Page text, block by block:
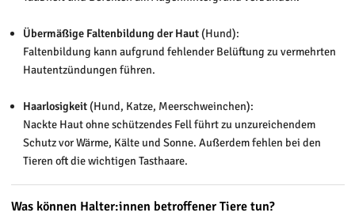
Übermäßige Faltenbildung der Haut (Hund):
Faltenbildung kann aufgrund fehlender Belüftung zu vermehrten
Hautentzündungen führen.
Haarlosigkeit (Hund, Katze, Meerschweinchen):
Nackte Haut ohne schützendes Fell führt zu unzureichendem
Schutz vor Wärme, Kälte und Sonne. Außerdem fehlen bei den
Tieren oft die wichtigen Tasthaare.
Was können Halter:innen betroffener Tiere tun?